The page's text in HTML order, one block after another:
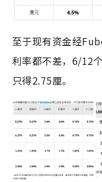
至于现有资金经
利率都不差，6/12
只得2.75厘。